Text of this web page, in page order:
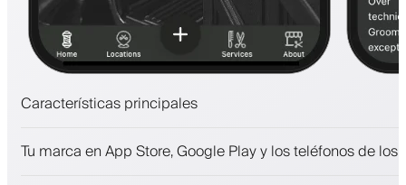
Características principales
Pagos, depósito de seguridad
Tu marca en App Store, Google Play y los teléfonos de los